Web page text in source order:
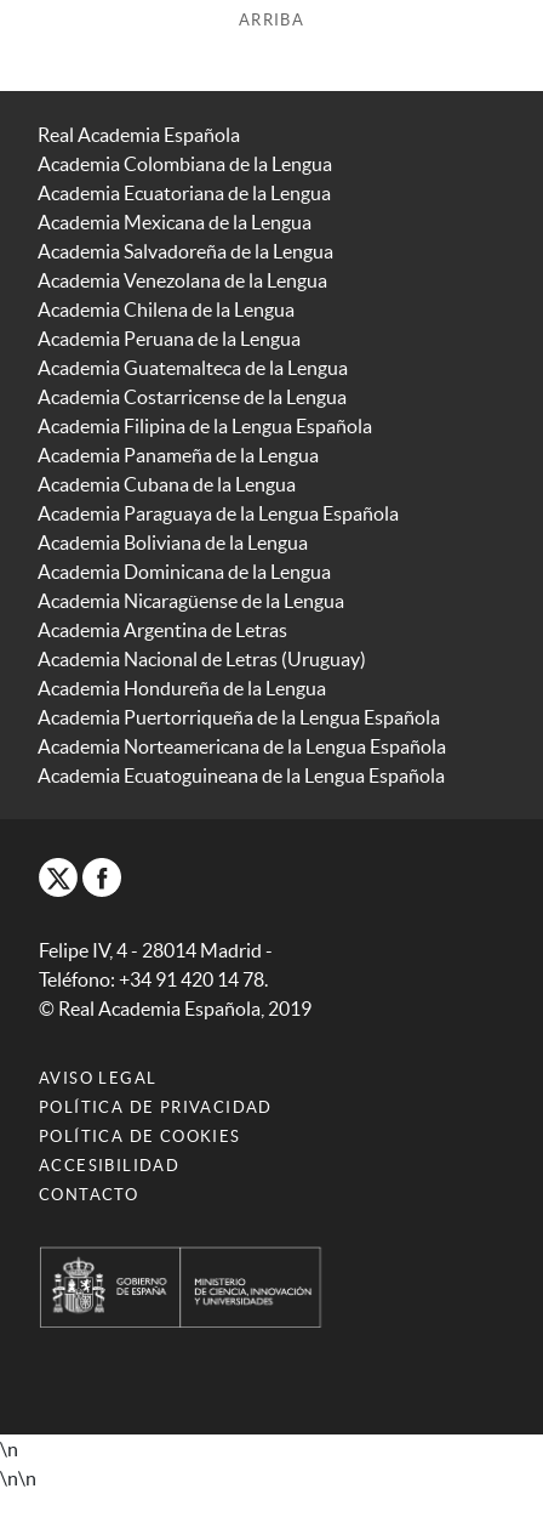
ARRIBA
Real Academia Española
Academia Colombiana de la Lengua
Academia Ecuatoriana de la Lengua
Academia Mexicana de la Lengua
Academia Salvadoreña de la Lengua
Academia Venezolana de la Lengua
Academia Chilena de la Lengua
Academia Peruana de la Lengua
Academia Guatemalteca de la Lengua
Academia Costarricense de la Lengua
Academia Filipina de la Lengua Española
Academia Panameña de la Lengua
Academia Cubana de la Lengua
Academia Paraguaya de la Lengua Española
Academia Boliviana de la Lengua
Academia Dominicana de la Lengua
Academia Nicaragüense de la Lengua
Academia Argentina de Letras
Academia Nacional de Letras (Uruguay)
Academia Hondureña de la Lengua
Academia Puertorriqueña de la Lengua Española
Academia Norteamericana de la Lengua Española
Academia Ecuatoguineana de la Lengua Española
Felipe IV, 4 - 28014 Madrid -
Teléfono: +34 91 420 14 78.
© Real Academia Española, 2019
AVISO LEGAL
POLÍTICA DE PRIVACIDAD
POLÍTICA DE COOKIES
ACCESIBILIDAD
CONTACTO
\n
\n\n